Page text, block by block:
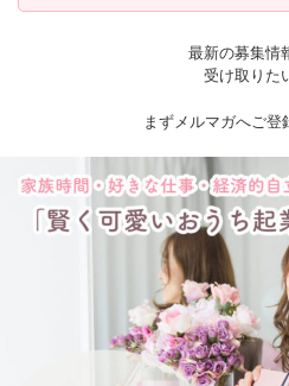
最新の募集情
受け取りた
まずメルマガへご